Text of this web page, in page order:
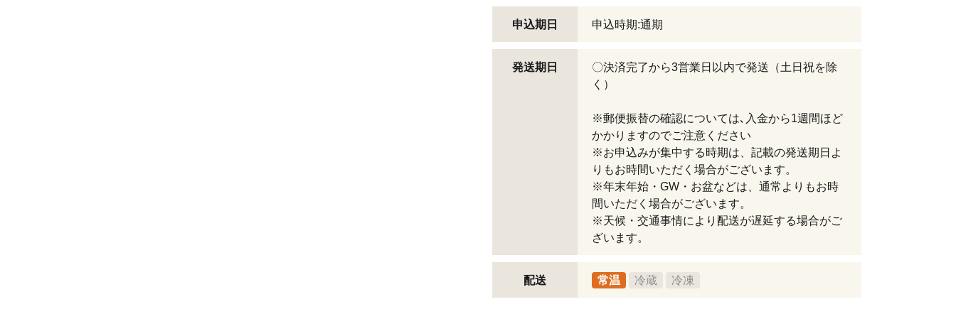
申込期日 申込時期:通期
発送期日
〇決済完了から3営業日以内で発送（土日祝を除
く）
※郵便振替の確認については､入金から1週間ほど
かかりますのでご注意ください
※お申込みが集中する時期は、記載の発送期日よ
りもお時間いただく場合がございます。
※年末年始・GW・お盆などは、通常よりもお時
間いただく場合がございます。
※天候・交通事情により配送が遅延する場合がご
ざいます。
配送 常温 冷蔵 冷凍